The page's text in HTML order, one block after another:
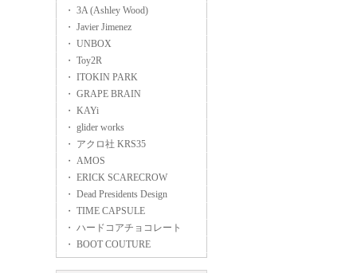
・ 3A (Ashley Wood)
・ Javier Jimenez
・ UNBOX
・ Toy2R
・ ITOKIN PARK
・ GRAPE BRAIN
・ KAYi
・ glider works
・ アクロ社 KRS35
・ AMOS
・ ERICK SCARECROW
・ Dead Presidents Design
・ TIME CAPSULE
・ ハードコアチョコレート
・ BOOT COUTURE